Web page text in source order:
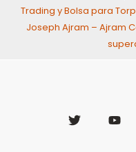
Trading y Bolsa para
Joseph Ajram – Ajram